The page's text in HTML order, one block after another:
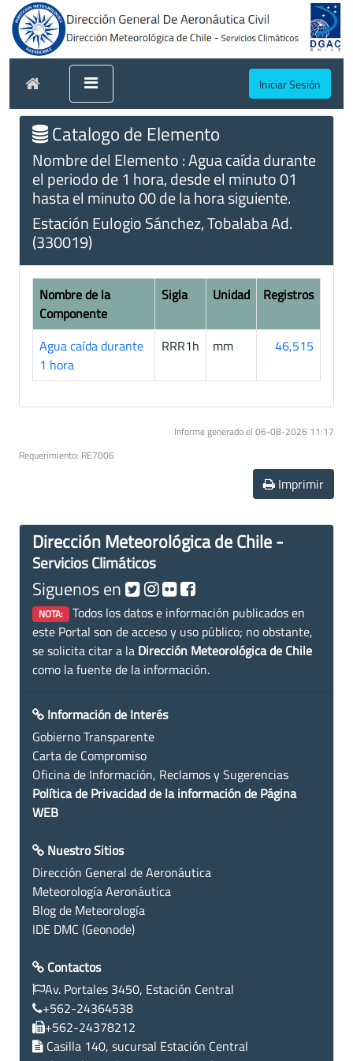
Iniciar Sesión
Catalogo de Elemento
Nombre del Elemento : Agua caída durante
el periodo de 1 hora, desde el minuto 01
hasta el minuto 00 de la hora siguiente.
Estación Eulogio Sánchez, Tobalaba Ad.
(330019)
Nombre de la
Componente
Sigla Unidad Registros
Agua caída durante
1 hora
RRR1h mm 46,515
Informe generado el 06-08-2026 11:17
Requerimiento: RE7006
Imprimir
Dirección Meteorológica de Chile -
Servicios Climáticos
Siguenos en
NOTA: Todos los datos e información publicados en
este Portal son de acceso y uso público; no obstante,
se solicita citar a la Dirección Meteorológica de Chile
como la fuente de la información.
Información de Interés
Gobierno Transparente
Carta de Compromiso
Oficina de Información, Reclamos y Sugerencias
Política de Privacidad de la información de Página
WEB
Nuestro Sitios
Dirección General de Aeronáutica
Meteorología Aeronáutica
Blog de Meteorología
IDE DMC (Geonode)
Contactos
Av. Portales 3450, Estación Central
+562-24364538
+562-24378212
Casilla 140, sucursal Estación Central